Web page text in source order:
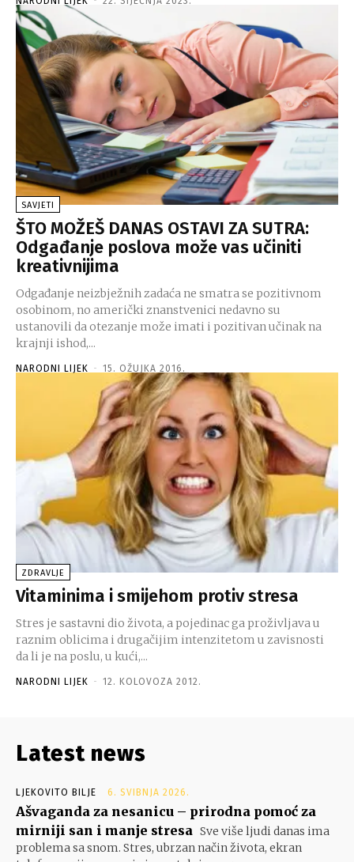
SAVJETI
ŠTO MOŽEŠ DANAS OSTAVI ZA SUTRA:
Odgađanje poslova može vas učiniti
kreativnijima
Odgađanje neizbježnih zadaća ne smatra se pozitivnom
osobinom, no američki znanstvenici nedavno su
ustanovili da otezanje može imati i pozitivan učinak na
krajnji ishod,...
NARODNI LIJEK - 15. OŽUJKA 2016.
ZDRAVLJE
Vitaminima i smijehom protiv stresa
Stres je sastavni dio života, a pojedinac ga proživljava u
raznim oblicima i drugačijim intenzitetom u zavisnosti
da li je na poslu, u kući,...
NARODNI LIJEK - 12. KOLOVOZA 2012.
Latest news
LJEKOVITO BILJE 6. SVIBNJA 2026.
Ašvaganda za nesanicu – prirodna pomoć za
mirniji san i manje stresa Sve više ljudi danas ima
problema sa snom. Stres, ubrzan način života, ekran